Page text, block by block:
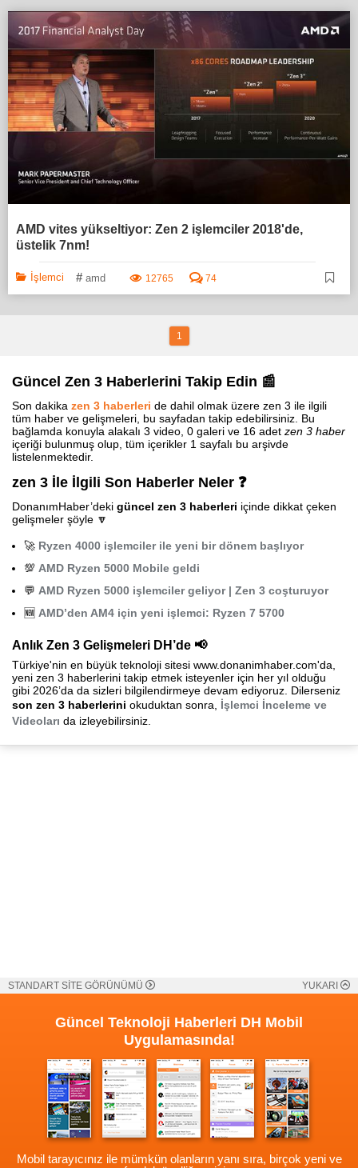
AMD vites yükseltiyor: Zen 2 işlemciler 2018'de,
üstelik 7nm!
İşlemci # amd 12765 74
1
Güncel Zen 3 Haberlerini Takip Edin 📰
Son dakika zen 3 haberleri de dahil olmak üzere zen 3 ile ilgili
tüm haber ve gelişmeleri, bu sayfadan takip edebilirsiniz. Bu
bağlamda konuyla alakalı 3 video, 0 galeri ve 16 adet zen 3 haber
içeriği bulunmuş olup, tüm içerikler 1 sayfalı bu arşivde
listelenmektedir.
zen 3 İle İlgili Son Haberler Neler ❓
DonanımHaber’deki güncel zen 3 haberleri içinde dikkat çeken
gelişmeler şöyle 🔽
🚀 Ryzen 4000 işlemciler ile yeni bir dönem başlıyor
💯 AMD Ryzen 5000 Mobile geldi
💬 AMD Ryzen 5000 işlemciler geliyor | Zen 3 coşturuyor
🆕 AMD’den AM4 için yeni işlemci: Ryzen 7 5700
Anlık Zen 3 Gelişmeleri DH’de 📢
Türkiye'nin en büyük teknoloji sitesi www.donanimhaber.com'da,
yeni zen 3 haberlerini takip etmek isteyenler için her yıl olduğu
gibi 2026’da da sizleri bilgilendirmeye devam ediyoruz. Dilerseniz
son zen 3 haberlerini okuduktan sonra, İşlemci İnceleme ve
Videoları da izleyebilirsiniz.
STANDART SİTE GÖRÜNÜMÜ YUKARI
Güncel Teknoloji Haberleri DH Mobil
Uygulamasında!
Mobil tarayıcınız ile mümkün olanların yanı sıra, birçok yeni ve